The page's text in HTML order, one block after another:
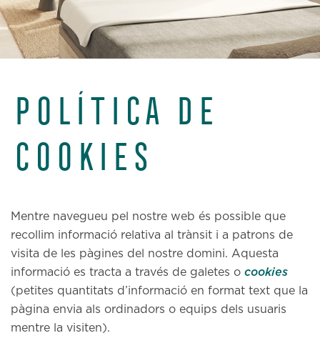
POLÍTICA DE
COOKIES
Mentre navegueu pel nostre web és possible que
recollim informació relativa al trànsit i a patrons de
visita de les pàgines del nostre domini. Aquesta
informació es tracta a través de galetes o cookies
(petites quantitats d’informació en format text que la
pàgina envia als ordinadors o equips dels usuaris
mentre la visiten).